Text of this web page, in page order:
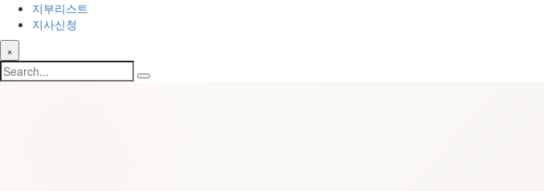
지부리스트
지사신청
×